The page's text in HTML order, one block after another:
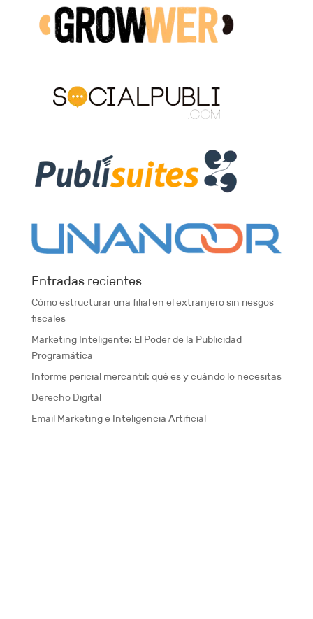
Entradas recientes
Cómo estructurar una filial en el extranjero sin riesgos
fiscales
Marketing Inteligente: El Poder de la Publicidad
Programática
Informe pericial mercantil: qué es y cuándo lo necesitas
Derecho Digital
Email Marketing e Inteligencia Artificial